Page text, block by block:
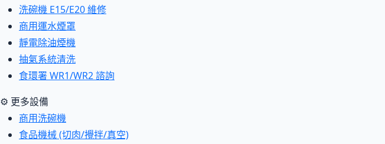
洗碗機 E15/E20 維修
商用運水煙罩
靜電除油煙機
抽氣系統清洗
食環署 WR1/WR2 諮詢
⚙ 更多設備
商用洗碗機
食品機械 (切肉/攪拌/真空)